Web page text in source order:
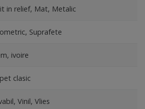
in relief, Mat, Metalic
Suprafete
ivoire
clasic
Vinil, Vlies